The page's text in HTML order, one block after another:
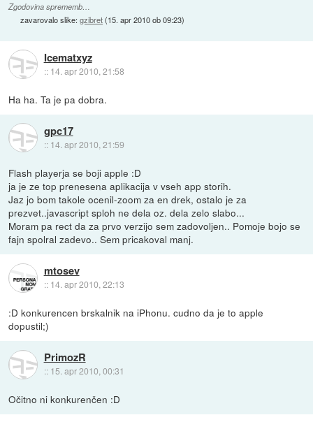
Zgodovina sprememb…
zavarovalo slike:gzibret(15. apr 2010 ob 09:23)
Icematxyz
:: 14. apr 2010, 21:58
Ha ha. Ta je pa dobra.
gpc17
:: 14. apr 2010, 21:59
Flash playerja se boji apple :D
ja je ze top prenesena aplikacija v vseh app storih.
Jaz jo bom takole ocenil-zoom za en drek, ostalo je za
prezvet..javascript sploh ne dela oz. dela zelo slabo...
Moram pa rect da za prvo verzijo sem zadovoljen.. Pomoje bojo se
fajn spolral zadevo.. Sem pricakoval manj.
mtosev
:: 14. apr 2010, 22:13
:D konkurencen brskalnik na iPhonu. cudno da je to apple
dopustil;)
PrimozR
:: 15. apr 2010, 00:31
Očitno ni konkurenčen :D